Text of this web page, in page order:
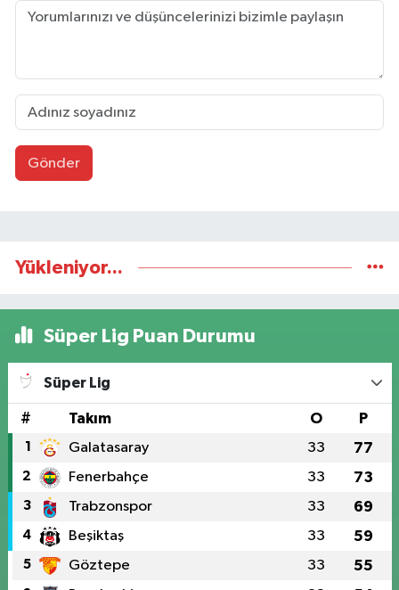
Gönder
Yükleniyor...
Süper Lig Puan Durumu
Süper Lig
# Takım O P
1 Galatasaray 33 77
2 Fenerbahçe 33 73
3 Trabzonspor 33 69
4 Beşiktaş 33 59
5 Göztepe 33 55